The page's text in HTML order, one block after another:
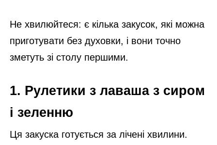
Не хвилюйтеся: є кілька закусок, які можна
приготувати без духовки, і вони точно
зметуть зі столу першими.
1. Рулетики з лаваша з сиром
і зеленню
Ця закуска готується за лічені хвилини.